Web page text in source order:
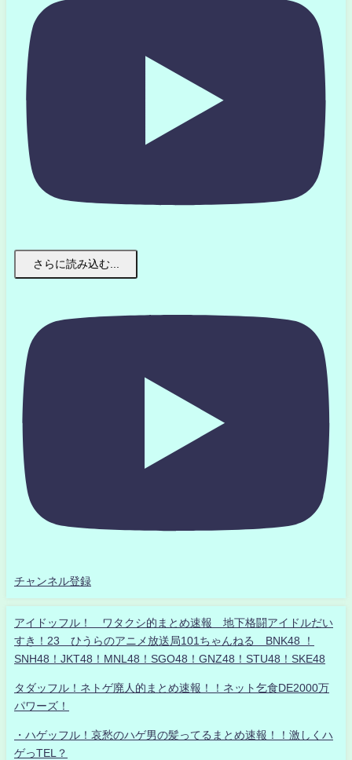
さらに読み込む...
チャンネル登録
アイドッフル！ ワタクシ的まとめ速報 地下格闘アイドルだい
すき！23 ひうらのアニメ放送局101ちゃんねる BNK48 ！
SNH48！JKT48！MNL48！SGO48！GNZ48！STU48！SKE48
タダッフル！ネトゲ廃人的まとめ速報！！ネット乞食DE2000万
パワーズ！
・ハゲッフル！哀愁のハゲ男の髪ってるまとめ速報！！激しくハ
ゲっTEL？